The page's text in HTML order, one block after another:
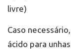
livre)
Caso
ácido para